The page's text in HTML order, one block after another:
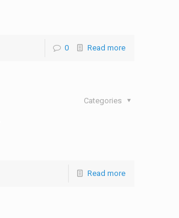
0 Read more
Categories
Read more